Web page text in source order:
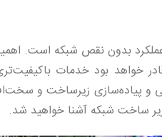
بدون نقص شبکه است.
خواهد بود خدمات
و پیاده‌سازی زیرساخت و
ساخت شبکه آشنا خواهید شد.